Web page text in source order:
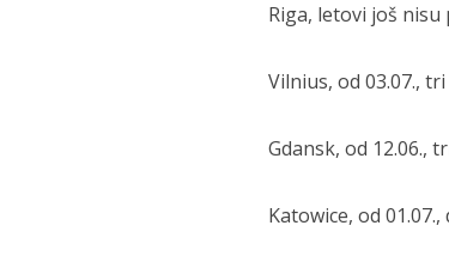
Riga, letovi još
Vilnius, od 03.07.,
Gdansk, od 12.06.,
Katowice, od